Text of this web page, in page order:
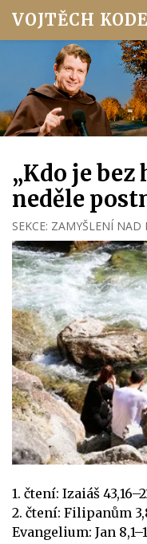
VOJTĚCH
„Kdo je bez
neděle
SEKCE: ZAMYŠLENÍ NAD
1. čtení: Izaiáš
2. čtení: Filipanům
Evangelium: Jan